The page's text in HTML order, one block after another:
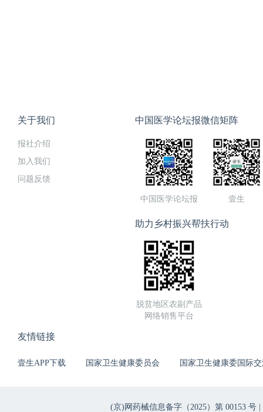
关于我们
报社介绍
加入我们
问题反馈
中国医学论坛报微信矩阵
中国医学论坛报 壹生
助力乡村振兴帮扶行动
脱贫地区农副产品
网络销售平台
友情链接
壹生APP下载 国家卫生健康委员会 国家卫生健康委国际
(京)网药械信息备字（2025）第 00153 号 |